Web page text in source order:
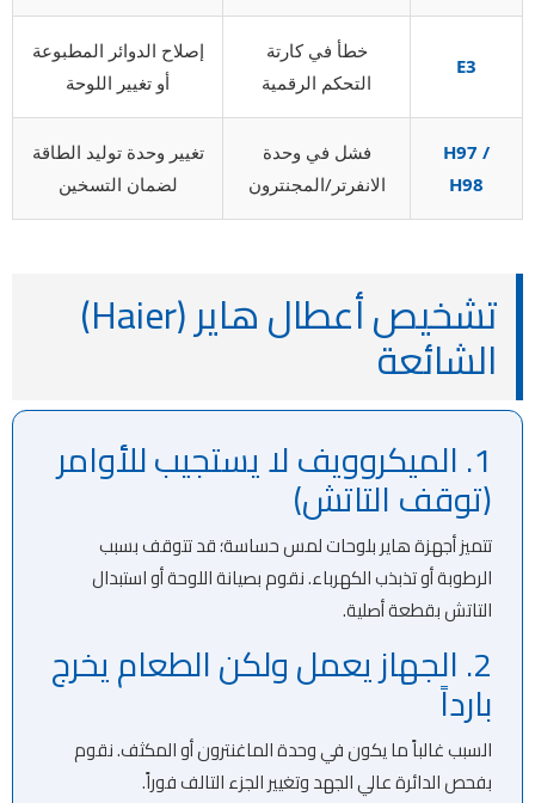
E3
خطأ في كارتة
التحكم الرقمية
إصلاح الدوائر المطبوعة
أو تغيير اللوحة
H97 /
H98
فشل في وحدة
الانفرتر/المجنترون
تغيير وحدة توليد الطاقة
لضمان التسخين
تشخيص أعطال هاير (Haier)
الشائعة
1. الميكروويف لا يستجيب للأوامر
(توقف التاتش)
تتميز أجهزة هاير بلوحات لمس حساسة؛ قد تتوقف بسبب
الرطوبة أو تذبذب الكهرباء. نقوم بصيانة اللوحة أو استبدال
التاتش بقطعة أصلية.
2. الجهاز يعمل ولكن الطعام يخرج
بارداً
السبب غالباً ما يكون في وحدة الماغنترون أو المكثف. نقوم
بفحص الدائرة عالي الجهد وتغيير الجزء التالف فوراً.